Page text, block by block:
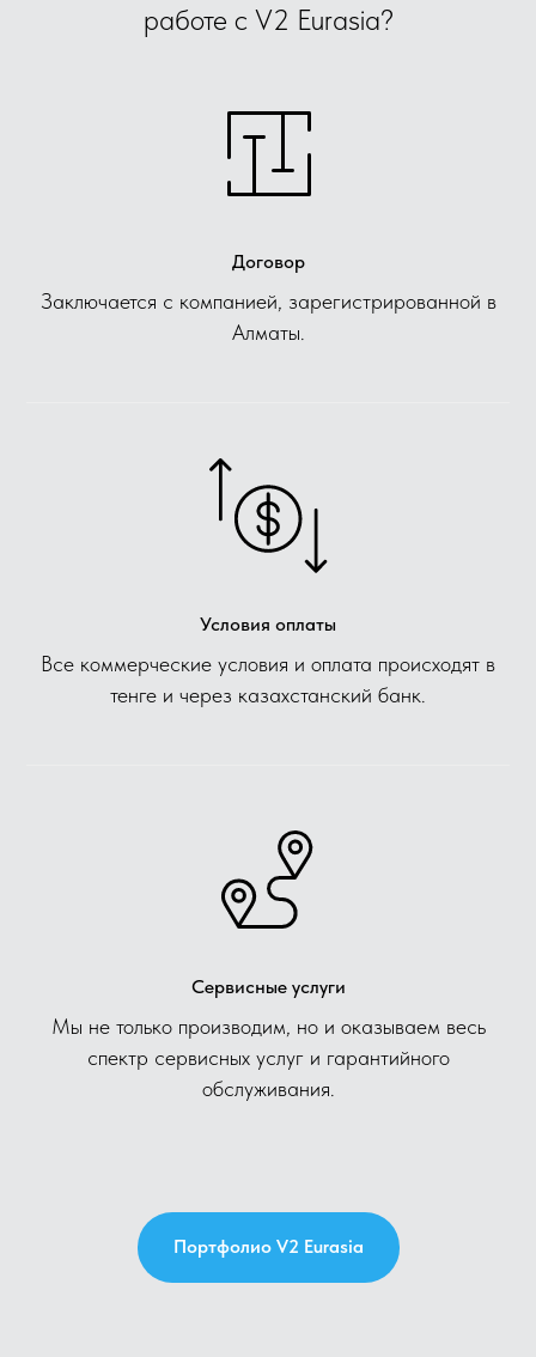
работе с V2 Eurasia?
Договор
Заключается с компанией, зарегистрированной в
Алматы.
Условия оплаты
Все коммерческие условия и оплата происходят в
тенге и через казахстанский банк.
Сервисные услуги
Мы не только производим, но и оказываем весь
спектр сервисных услуг и гарантийного
обслуживания.
Портфолио V2 Eurasia